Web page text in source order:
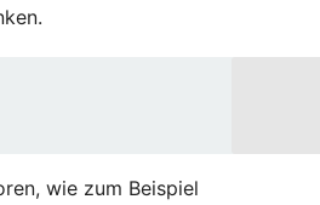
wie zum Beispiel